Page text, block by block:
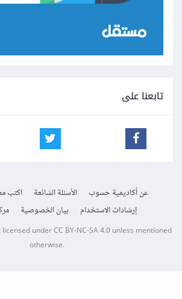
تابعنا على
عن أكاديمية حسوب الأسئلة الشائعة اكتب
إرشادات الاستخدام
بيان الخصوصية
licensed underCC BY-NC-SA 4.0unless mentioned
otherwise.